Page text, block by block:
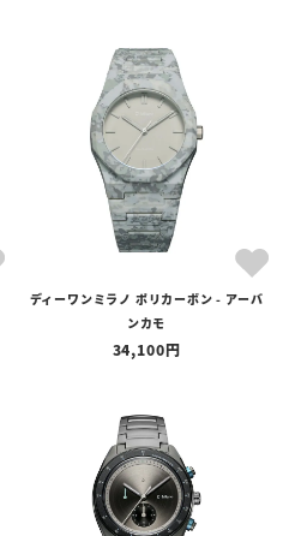
ディーワンミラノ ポリカーボン - アーバ
ンカモ
34,100